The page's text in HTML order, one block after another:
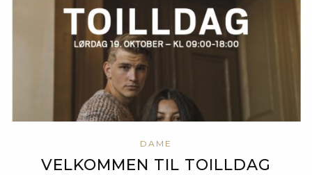
DAME
VELKOMMEN TIL TOILLDAG